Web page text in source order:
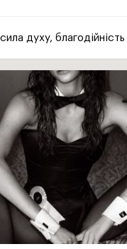
духу, благодійність